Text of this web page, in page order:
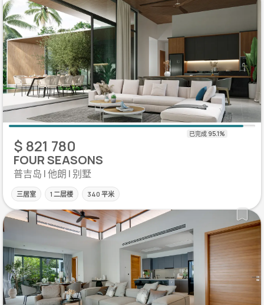
$ 821 780
FOUR SEASONS
普吉岛 | 他朗 | 别墅
三居室 1 二层楼 340 平米